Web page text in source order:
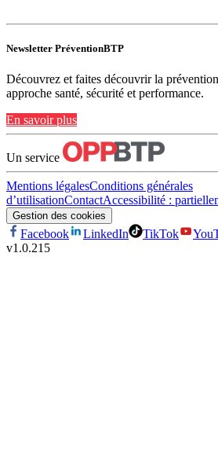
Newsletter PréventionBTP
Découvrez et faites découvrir la
approche santé, sécurité et performance.
En savoir plus
Un service
Mentions légalesConditions générales
d’utilisationContactAccessibilité :
Gestion des cookies
Facebook LinkedIn TikTok
v1.0.215